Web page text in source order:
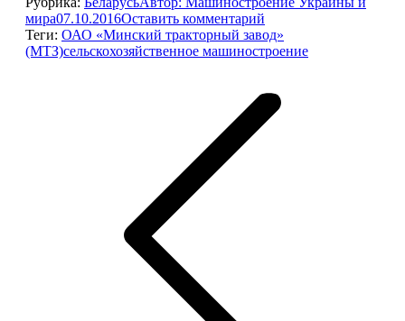
мира07.10.2016Оставить комментарий
Теги: ОАО «Минский тракторный завод»
(МТЗ)сельскохозяйственное машиностроение